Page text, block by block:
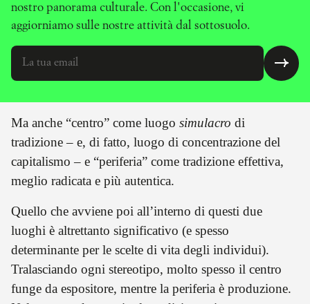
nostro panorama culturale. Con l'occasione, vi
aggiorniamo sulle nostre attività dal sottosuolo.
Ma anche “centro” come luogo simulacro di
tradizione – e, di fatto, luogo di concentrazione del
capitalismo – e “periferia” come tradizione effettiva,
meglio radicata e più autentica.
Quello che avviene poi all’interno di questi due
luoghi è altrettanto significativo (e spesso
determinante per le scelte di vita degli individui).
Tralasciando ogni stereotipo, molto spesso il centro
funge da espositore, mentre la periferia è produzione.